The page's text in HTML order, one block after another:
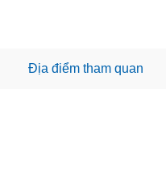
Địa điểm tham quan